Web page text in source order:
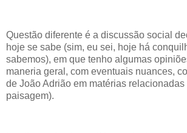
Questão diferente é a discussão social
hoje se sabe (sim, eu sei, hoje há
sabemos), em que tenho algumas
maneria geral, com eventuais nuances,
de João Adrião em matérias relacionadas
paisagem).